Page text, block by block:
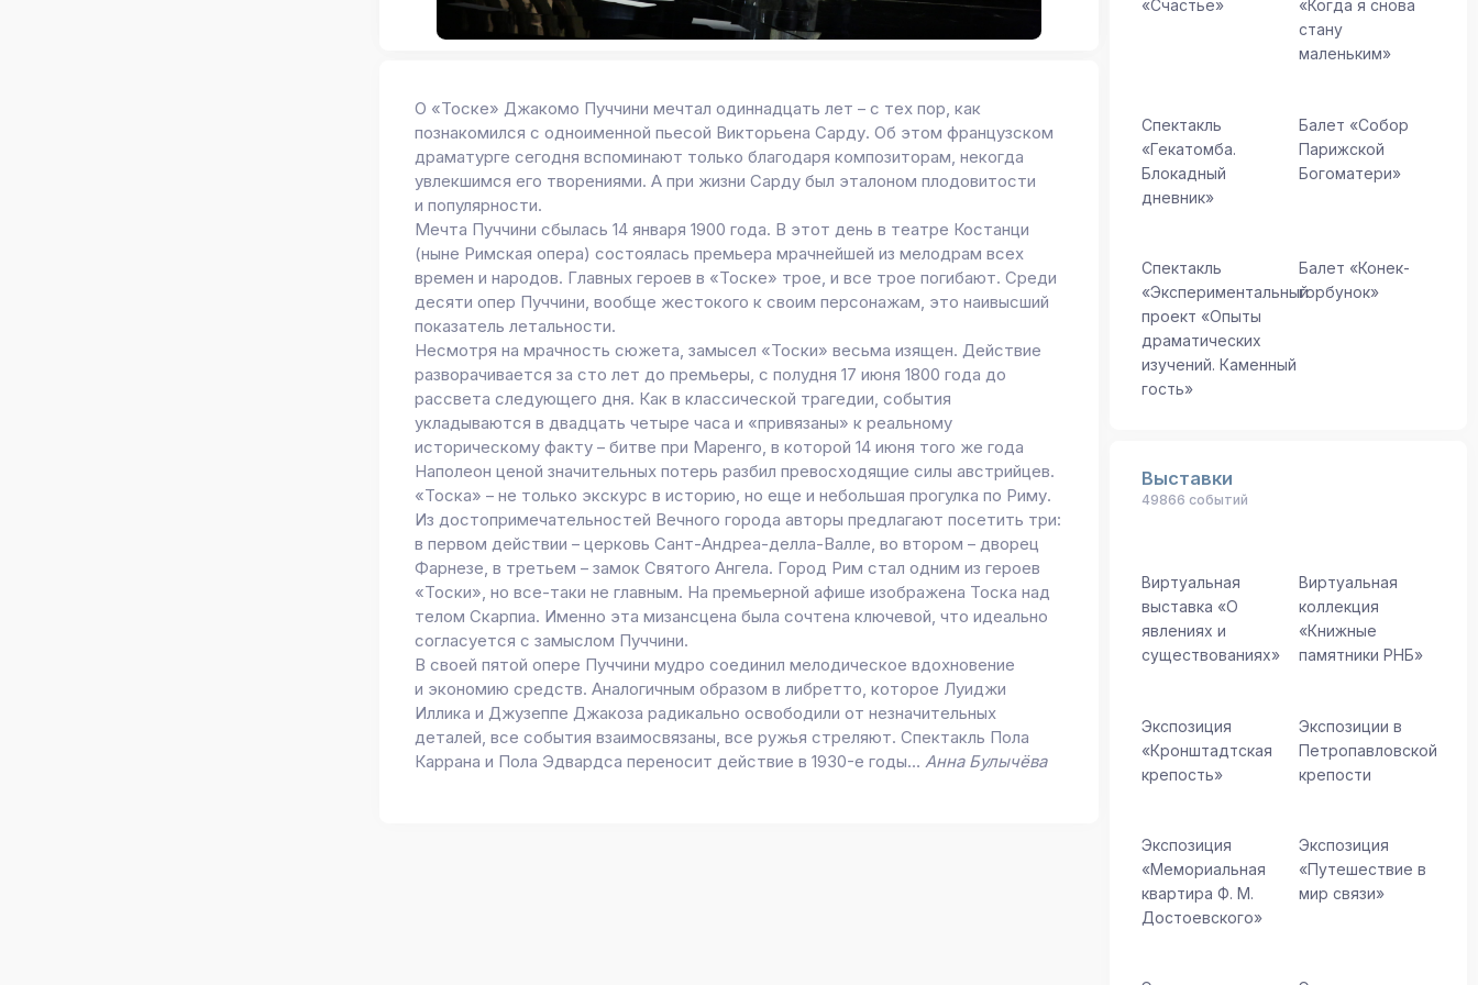
О «Тоске» Джакомо Пуччини мечтал одиннадцать лет – с тех пор, как
познакомился с одноименной пьесой Викторьена Сарду. Об этом французском
драматурге сегодня вспоминают только благодаря композиторам, некогда
увлекшимся его творениями. А при жизни Сарду был эталоном плодовитости
и популярности.
Мечта Пуччини сбылась 14 января 1900 года. В этот день в театре Костанци
(ныне Римская опера) состоялась премьера мрачнейшей из мелодрам всех
времен и народов. Главных героев в «Тоске» трое, и все трое погибают. Среди
десяти опер Пуччини, вообще жестокого к своим персонажам, это наивысший
показатель летальности.
Несмотря на мрачность сюжета, замысел «Тоски» весьма изящен. Действие
разворачивается за сто лет до премьеры, с полудня 17 июня 1800 года до
рассвета следующего дня. Как в классической трагедии, события
укладываются в двадцать четыре часа и «привязаны» к реальному
историческому факту – битве при Маренго, в которой 14 июня того же года
Наполеон ценой значительных потерь разбил превосходящие силы австрийцев.
«Тоска» – не только экскурс в историю, но еще и небольшая прогулка по Риму.
Из достопримечательностей Вечного города авторы предлагают посетить три:
в первом действии – церковь Сант-Андреа-делла-Валле, во втором – дворец
Фарнезе, в третьем – замок Святого Ангела. Город Рим стал одним из героев
«Тоски», но все-таки не главным. На премьерной афише изображена Тоска над
телом Скарпиа. Именно эта мизансцена была сочтена ключевой, что идеально
согласуется с замыслом Пуччини.
В своей пятой опере Пуччини мудро соединил мелодическое вдохновение
и экономию средств. Аналогичным образом в либретто, которое Луиджи
Иллика и Джузеппе Джакоза радикально освободили от незначительных
деталей, все события взаимосвязаны, все ружья стреляют. Спектакль Пола
Каррана и Пола Эдвардса переносит действие в 1930-е годы…Анна Булычёва
«Счастье»
«Когда я снова
стану
маленьким»
Спектакль
«Гекатомба.
Блокадный
дневник»
Балет «Собор
Парижской
Богоматери»
Спектакль
«Экспериментальный
проект «Опыты
драматических
изучений. Каменный
гость»
Балет «Конек-
горбунок»
Выставки
49866 событий
Виртуальная
выставка «О
явлениях и
существованиях»
Виртуальная
коллекция
«Книжные
памятники РНБ»
Экспозиция
«Кронштадтская
крепость»
Экспозиции в
Петропавловской
крепости
Экспозиция
«Мемориальная
квартира Ф. М.
Достоевского»
Экспозиция
«Путешествие в
мир связи»